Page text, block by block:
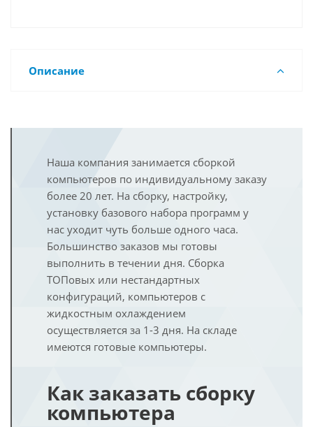
Описание
Наша компания занимается сборкой
компьютеров по индивидуальному заказу
более 20 лет. На сборку, настройку,
установку базового набора программ у
нас уходит чуть больше одного часа.
Большинство заказов мы готовы
выполнить в течении дня. Сборка
ТОПовых или нестандартных
конфигураций, компьютеров с
жидкостным охлаждением
осуществляется за 1-3 дня. На складе
имеются готовые компьютеры.
Как заказать сборку
компьютера